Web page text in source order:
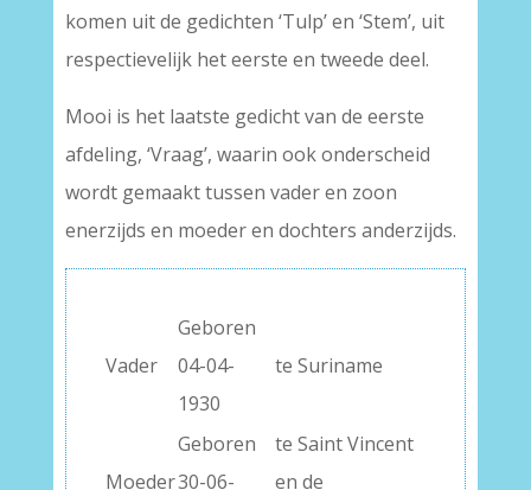
komen uit de gedichten ‘Tulp’ en ‘Stem’, uit
respectievelijk het eerste en tweede deel.
Mooi is het laatste gedicht van de eerste
afdeling, ‘Vraag’, waarin ook onderscheid
wordt gemaakt tussen vader en zoon
enerzijds en moeder en dochters anderzijds.
Vader
Geboren
04-04-
1930
te Suriname
Moeder
Geboren
30-06-
te Saint Vincent
en de